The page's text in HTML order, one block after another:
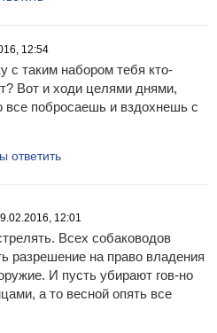
12:54
с таким набором тебя кто-
Вот и ходи целями днями,
все побросаешь и вздохнешь с
ответить
12:01
Всех собаководов
разрешение на право владения
И пусть убирают гов-но
а то весной опять все